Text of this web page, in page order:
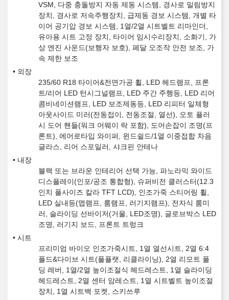
VSM, 다중 충돌방지 자동 제동 시스템, 경사로 밀림방지
장치, 경사로 저속주행장치, 급제동 경보 시스템, 개별 타
이어 공기압 경보 시스템, 1열/2열 시트벨트 리마인더,
유아용 시트 고정 장치, 타이어 임시수리장치, 소화기, 가
상 엔진 사운드(보행자 보호), 페달 오조작 안전 보조, 가
속 제한 보조
외장
235/60 R18 타이어&전면가공 휠, LED 헤드램프, 프론
트/리어 LED 턴시그널램프, LED 주간 주행등, LED 리어
콤비네이션램프, LED 보조제동등, LED 리피터 일체형
아웃사이드 미러(전동접이, 전동조절, 열선), 오토 플러
시 도어 핸들(워크 어웨이 락 포함), 도어손잡이 조명(프
론트), 에어로타입 와이퍼, 윈드쉴드/1열 이중접합 차음
글라스, 리어 스포일러, 샤크핀 안테나
내장
블랙 또는 브라운 인테리어 선택 가능, 파노라믹 와이드
디스플레이(인포/공조 통합형), 슈퍼비전 클러스터(12.3
인치 풀사이즈 칼라 TFT LCD), 인조가죽 스티어링 휠,
LED 실내등(맵램프, 룸램프, 러기지램프), 전자식 룸미
러, 슬라이딩 선바이저(거울, LED조명), 글로브박스 LED
조명, 러기지 보드, 프론트 트렁크
시트
프리미엄 바이오 인조가죽시트, 1열 열선시트, 2열 6:4
폴드&다이브 시트(풀플랫, 리클라이닝), 2열 리모트 폴
딩 레버, 1열/2열 높이조절식 헤드레스트, 1열 슬라이딩
헤드레스트, 2열 센터 암레스트, 1열 시트벨트 높이조절
장치, 1열 시트백 포켓, 스키쓰루